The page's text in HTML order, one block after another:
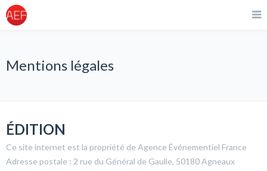
Mentions légales
ÉDITION
Ce site internet est la propriété de Agence Événementiel France
Adresse postale : 2 rue du Général de Gaulle, 50180 Agneaux